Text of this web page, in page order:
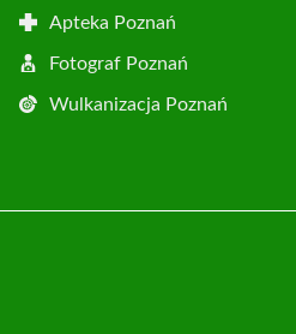
Apteka Poznań
Fotograf Poznań
Wulkanizacja Poznań